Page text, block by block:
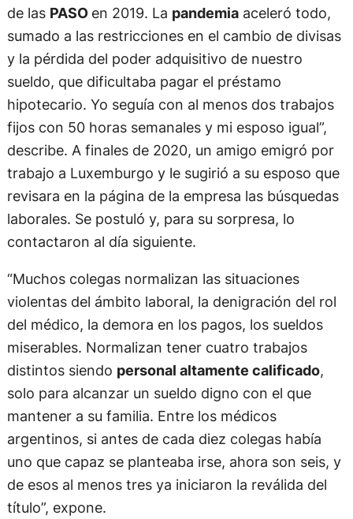
de las PASO en 2019. La pandemiaaceleró todo,
sumado a las restricciones en el cambio de divisas
y la pérdida del poder adquisitivo de nuestro
sueldo, que dificultaba pagar el préstamo
hipotecario. Yo seguía con al menos dos trabajos
fijos con 50 horas semanales y mi esposo igual”,
describe. A finales de 2020, un amigo emigró por
trabajo a Luxemburgo y le sugirió a su esposo que
revisara en la página de la empresa las búsquedas
laborales. Se postuló y, para su sorpresa, lo
contactaron al día siguiente.
“Muchos colegas normalizan las situaciones
violentas del ámbito laboral, la denigración del rol
del médico, la demora en los pagos, los sueldos
miserables. Normalizan tener cuatro trabajos
distintos siendo personal altamente calificado,
solo para alcanzar un sueldo digno con el que
mantener a su familia. Entre los médicos
argentinos, si antes de cada diez colegas había
uno que capaz se planteaba irse, ahora son seis, y
de esos al menos tres ya iniciaron la reválida del
título”, expone.